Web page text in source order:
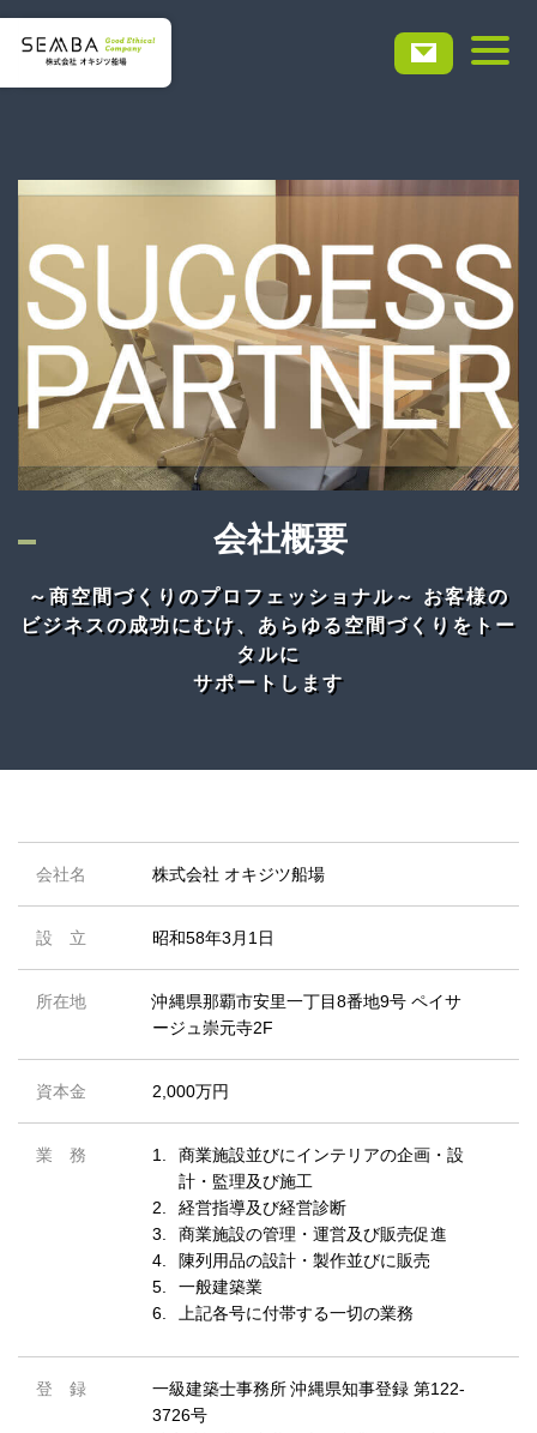
会社概要
事業・サービス
実績事例
お知らせ
採用情報
会社概要
～商空間づくりのプロフェッショナル～ お客様の
ビジネスの成功にむけ、あらゆる空間づくりをトー
タルに
サポートします
会社名 株式会社 オキジツ船場
設 立 昭和58年3月1日
所在地
沖縄県那覇市安里一丁目8番地9号 ペイサ
ージュ崇元寺2F
資本金 2,000万円
業 務 1.
商業施設並びにインテリアの企画・設
計・監理及び施工
2.
経営指導及び経営診断
3.
商業施設の管理・運営及び販売促進
4.
陳列用品の設計・製作並びに販売
5.
一般建築業
6.
上記各号に付帯する一切の業務
登 録
一級建築士事務所 沖縄県知事登録 第122-
3726号